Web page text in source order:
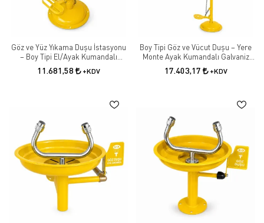
Göz ve Yüz Yıkama Duşu İstasyonu
– Boy Tipi El/Ayak Kumandalı
Galvanizli
11.681,58 +KDV
Boy Tipi Göz ve Vücut Duşu – Yere
Monte Ayak Kumandalı Galvaniz
Güvenlik Duşu
17.403,17 +KDV